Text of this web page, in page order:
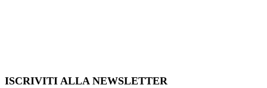
ISCRIVITI ALLA NEWSLETTER